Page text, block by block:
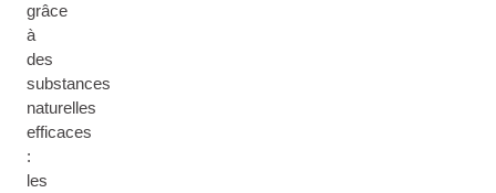
grâce
à
des
substances
naturelles
efficaces
:
les